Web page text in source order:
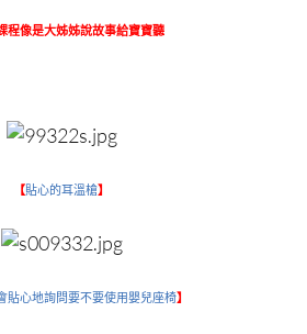
程像是大姊姊說故事給寶寶聽
【貼心的耳溫槍】
貼心地詢問要不要使用嬰兒座椅】